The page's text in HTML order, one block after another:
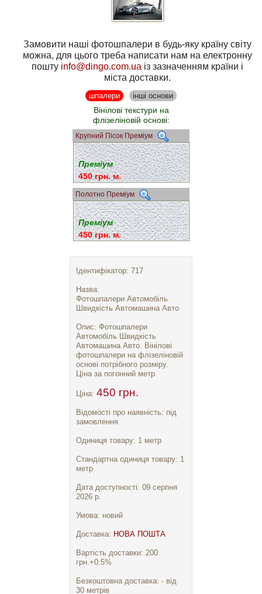
Замовити наші фотошпалери в будь-яку країну світу
можна, для цього треба написати нам на електронну
пошту info@dingo.com.ua із зазначенням країни і
міста доставки.
шпалери інші основи
Вінілові текстури на
флізеліновій основі:
Крупний Пісок Преміум
Преміум
450 грн. м.
Полотно Преміум
Преміум
450 грн. м.
Ідентифікатор: 717
Назва:
Фотошпалери Автомобіль
Швидкість Автомашина Авто
Опис: Фотошпалери
Автомобіль Швидкість
Автомашина Авто. Вінілові
фотошпалери на флізеліновій
основі потрібного розміру.
Ціна за погонний метр
Ціна: 450 грн.
Відомості про наявність: під
замовлення
Одиниця товару: 1 метр
Стандартна одиниця товару: 1
метр
Дата доступності: 09 серпня
2026 р.
Умова: новий
Доставка: НОВА ПОШТА
Вартість доставки: 200
грн.+0.5%
Безкоштовна доставка: - від
30 метрів